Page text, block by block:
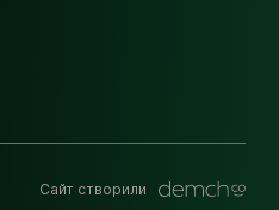
Сайт створили